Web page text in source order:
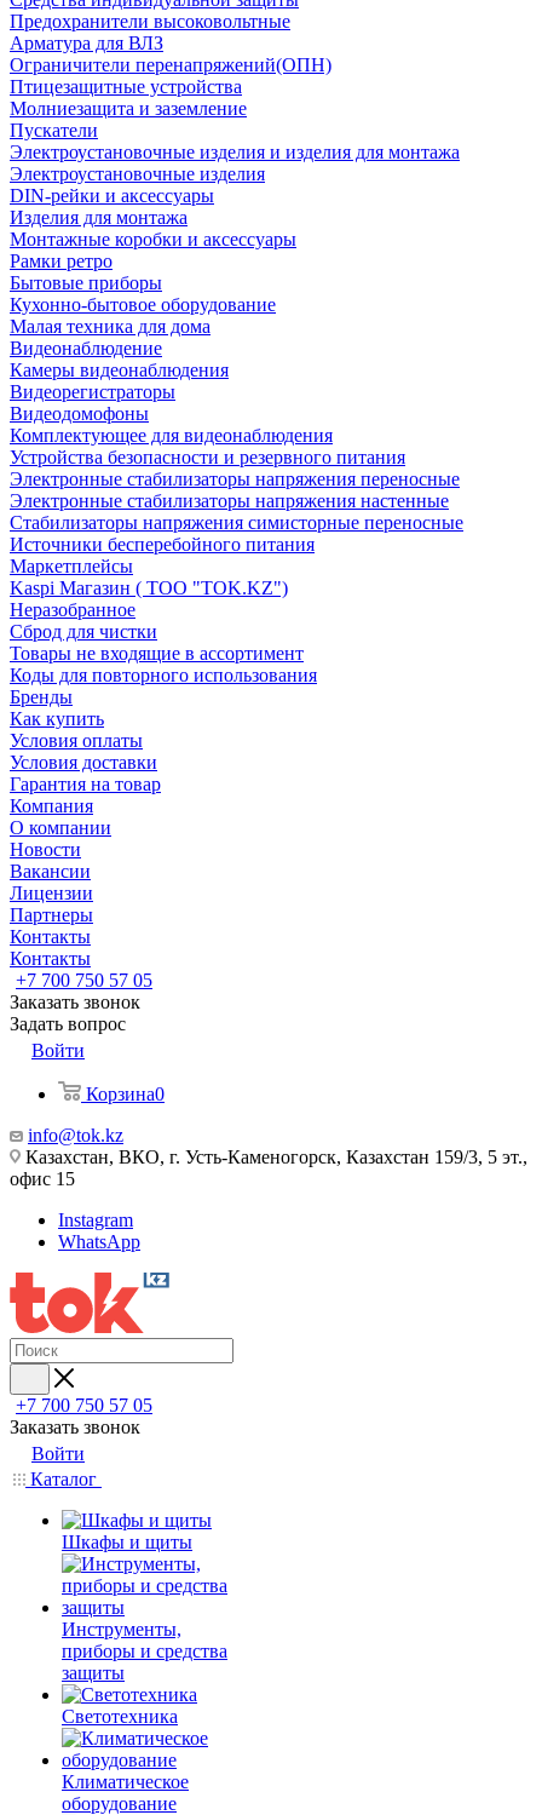
Предохранители высоковольтные
Арматура для ВЛЗ
Ограничители перенапряжений(ОПН)
Птицезащитные устройства
Молниезащита и заземление
Пускатели
Электроустановочные изделия и изделия для монтажа
Электроустановочные изделия
DIN-рейки и аксессуары
Изделия для монтажа
Монтажные коробки и аксессуары
Рамки ретро
Бытовые приборы
Кухонно-бытовое оборудование
Малая техника для дома
Видеонаблюдение
Камеры видеонаблюдения
Видеорегистраторы
Видеодомофоны
Комплектующее для видеонаблюдения
Устройства безопасности и резервного питания
Электронные стабилизаторы напряжения переносные
Электронные стабилизаторы напряжения настенные
Стабилизаторы напряжения симисторные переносные
Источники бесперебойного питания
Маркетплейсы
Kaspi Магазин ( ТОО "TOK.KZ")
Неразобранное
Сброд для чистки
Товары не входящие в ассортимент
Коды для повторного использования
Бренды
Как купить
Условия оплаты
Условия доставки
Гарантия на товар
Компания
О компании
Новости
Вакансии
Лицензии
Партнеры
Контакты
Контакты
+7 700 750 57 05
Заказать звонок
Задать вопрос
Войти
Корзина0
info@tok.kz
Казахстан, ВКО, г. Усть-Каменогорск, Казахстан 159/3, 5 эт.,
офис 15
Instagram
WhatsApp
+7 700 750 57 05
Заказать звонок
Войти
Каталог
Шкафы и щиты
Инструменты,
приборы и средства
защиты
Светотехника
Климатическое
оборудование